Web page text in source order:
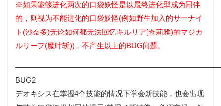
※如果能够进化两次的口袋妖怪是以最终进化型成为同伴
的，则视为不能进化的口袋妖怪(例如野生加入的サーナイ
ト (沙奈多)无论如何都无法回忆キルリア(奇莉雅)的マジカ
ルリーフ(魔叶斩))，不产生以上的BUG问题。
BUG2
デオキシス在掌握4个技能的情况下学会新技能，也会出现